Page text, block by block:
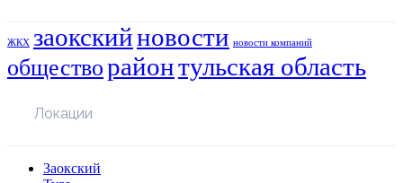
ЖКХ заокскийновости новости компаний
обществорайонтульская область
Локации
Заокский